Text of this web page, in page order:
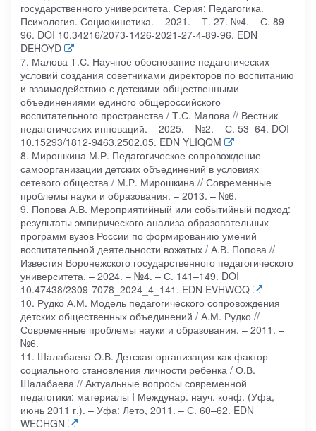
государственного университета. Серия: Педагогика.
Психология. Социокинетика. – 2021. – Т. 27. №4. – С. 89–
96. DOI 10.34216/2073-1426-2021-27-4-89-96. EDN
DEHOYD
7. Малова Т.С. Научное обоснование педагогических
условий создания советниками директоров по воспитанию
и взаимодействию с детскими общественными
объединениями единого общероссийского
воспитательного пространства / Т.С. Малова // Вестник
педагогических инноваций. – 2025. – №2. – С. 53–64. DOI
10.15293/1812-9463.2502.05. EDN YLIQQM
8. Мирошкина М.Р. Педагогическое сопровождение
самоорганизации детских объединений в условиях
сетевого общества / М.Р. Мирошкина // Современные
проблемы науки и образования. – 2013. – №6.
9. Попова А.В. Мероприятийный или событийный подход:
результаты эмпирического анализа образовательных
программ вузов России по формированию умений
воспитательной деятельности вожатых / А.В. Попова //
Известия Воронежского государственного педагогического
университета. – 2024. – №4. – С. 141–149. DOI
10.47438/2309-7078_2024_4_141. EDN EVHWOQ
10. Рудко А.М. Модель педагогического сопровождения
детских общественных объединений / А.М. Рудко //
Современные проблемы науки и образования. – 2011. –
№6.
11. Шалабаева О.В. Детская организация как фактор
социального становления личности ребенка / О.В.
Шалабаева // Актуальные вопросы современной
педагогики: материалы I Междунар. науч. конф. (Уфа,
июнь 2011 г.). – Уфа: Лето, 2011. – С. 60–62. EDN
WECHGN